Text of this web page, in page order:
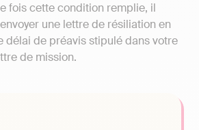
fois cette condition remplie, il
une lettre de résiliation en
délai de préavis stipulé dans votre
de mission.